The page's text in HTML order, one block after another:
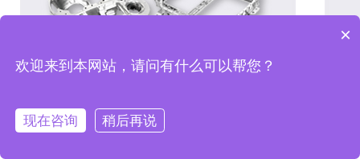
×
欢迎来到本网站，请问有什么可以帮您？
现在咨询 稍后再说